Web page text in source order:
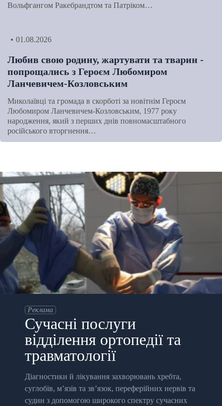
Вольфгангом Ракебрандтом та Патріком…
01.08.2026
Любив свою родину, жартувати та тварин -
попрощались з Героєм Любомиром
Ланчевичем-Козловським
Миколаївці та громада в скорботі за новітнім Героєм
Любомиром Ланчевичем-Козловським, 1977 року
народження, який з перших днів повномасштабного
російського вторгнення…
Реклама
Сучасні послуги
відділення ортопедії та
травматології
Діагностики й лікування захворювань хребта,
суглобів, м’язів та зв’язок, переферійних нервів та
судин з допомогою широкого спектру сучасних